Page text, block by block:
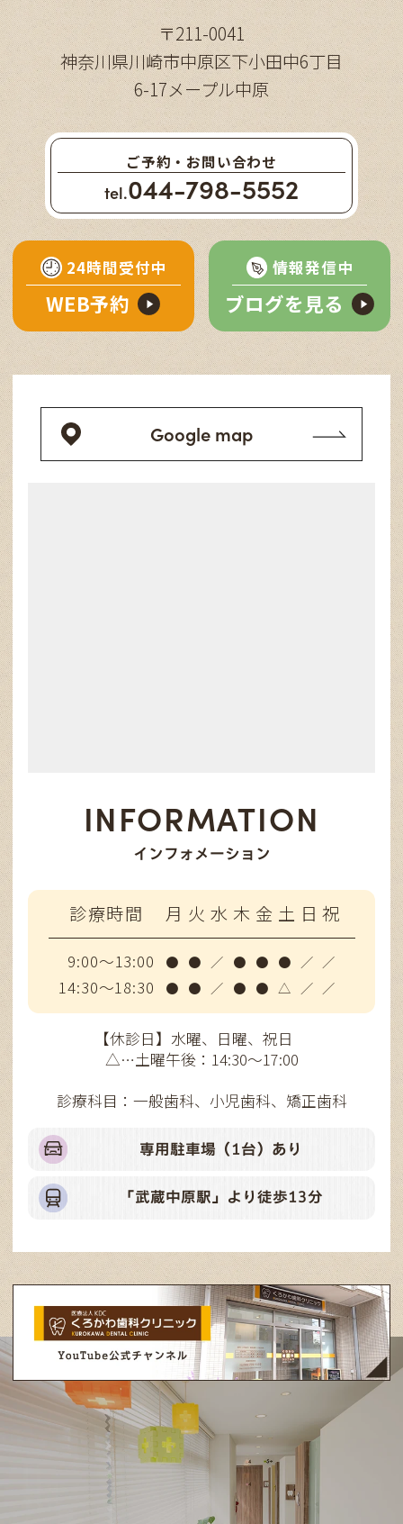
〒211-0041
神奈川県川崎市中原区下小田中6丁目
6-17メープル中原
ご予約・お問い合わせ
tel.044-798-5552
24時間受付中
WEB予約
情報発信中
ブログを見る
Google map
INFORMATION
インフォメーション
診療時間 月 火 水 木 金 土 日 祝
9:00～13:00 ● ● ／ ● ● ● ／ ／
14:30～18:30 ● ● ／ ● ● △ ／ ／
【休診日】水曜、日曜、祝日
△…土曜午後：14:30～17:00
診療科目：一般歯科、小児歯科、矯正歯科
専用駐車場（1台）あり
「武蔵中原駅」より徒歩13分